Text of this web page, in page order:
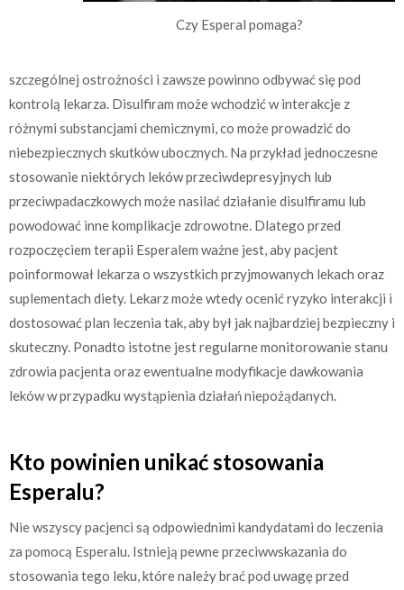
Czy Esperal pomaga?
szczególnej ostrożności i zawsze powinno odbywać się pod
kontrolą lekarza. Disulfiram może wchodzić w interakcje z
różnymi substancjami chemicznymi, co może prowadzić do
niebezpiecznych skutków ubocznych. Na przykład jednoczesne
stosowanie niektórych leków przeciwdepresyjnych lub
przeciwpadaczkowych może nasilać działanie disulfiramu lub
powodować inne komplikacje zdrowotne. Dlatego przed
rozpoczęciem terapii Esperalem ważne jest, aby pacjent
poinformował lekarza o wszystkich przyjmowanych lekach oraz
suplementach diety. Lekarz może wtedy ocenić ryzyko interakcji i
dostosować plan leczenia tak, aby był jak najbardziej bezpieczny i
skuteczny. Ponadto istotne jest regularne monitorowanie stanu
zdrowia pacjenta oraz ewentualne modyfikacje dawkowania
leków w przypadku wystąpienia działań niepożądanych.
Kto powinien unikać stosowania
Esperalu?
Nie wszyscy pacjenci są odpowiednimi kandydatami do leczenia
za pomocą Esperalu. Istnieją pewne przeciwwskazania do
stosowania tego leku, które należy brać pod uwagę przed